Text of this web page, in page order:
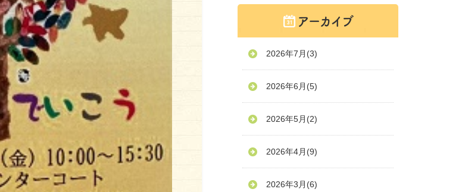
2026年7月 (3)
2026年6月 (5)
2026年5月 (2)
2026年4月 (9)
2026年3月 (6)